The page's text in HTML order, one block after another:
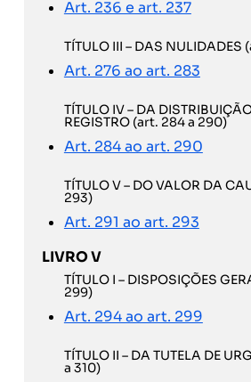
Art. 236 e art. 237
TÍTULO III – DAS NULIDADES
Art. 276 ao art. 283
TÍTULO IV – DA
REGISTRO (art. 284 a 290)
Art. 284 ao art. 290
TÍTULO V – DO VALOR DA
293)
Art. 291 ao art. 293
LIVRO V
TÍTULO I – DISPOSIÇÕES
299)
Art. 294 ao art. 299
TÍTULO II – DA TUTELA DE
a 310)